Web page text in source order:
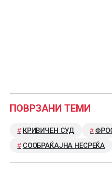
ПОВРЗАНИ ТЕМИ
КРИВИЧЕН СУД
СООБРАЌАЈНА НЕСРЕЌА